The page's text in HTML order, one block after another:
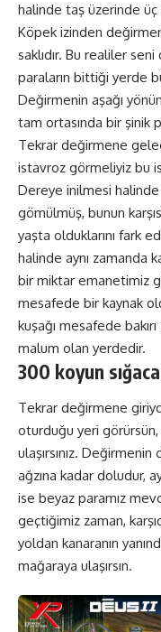
halinde taş üzerinde
Köpek izinden
saklıdır. Bu realiler
paraların bittiği yerde
Değirmenin aşağı
tam ortasında bir şinik
Tekrar değirmene
istavroz görmeliyiz bu
Dereye inilmesi
gömülmüş, bunun
yaşta olduklarını fark
halinde aynı zamanda
bir miktar emanetimiz
mesafede bir kaynak
kuşağı mesafede
malum olan yerdedir.
300 koyun
Tekrar değirmene
oturduğu yeri görürsün,
ulaşırsınız.
ağzına kadar doludur,
ise beyaz paramız
geçtiğimiz zaman,
yoldan kanaranın
mağaraya ulaşırsın.